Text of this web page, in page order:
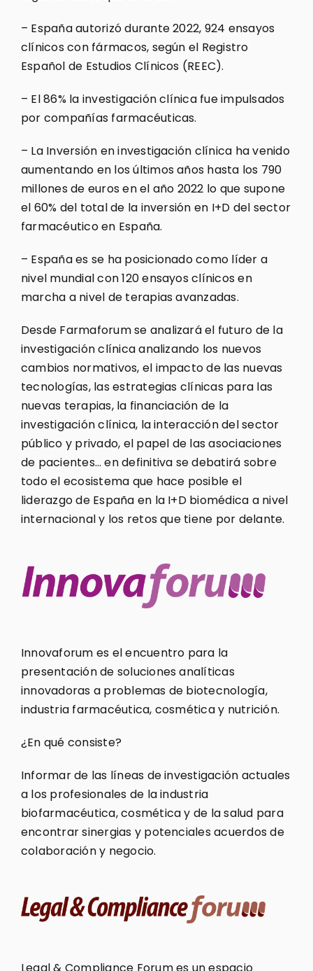
– España autorizó durante 2022, 924 ensayos
clínicos con fármacos, según el Registro
Español de Estudios Clínicos (REEC).
– El 86% la investigación clínica fue impulsados
por compañías farmacéuticas.
– La Inversión en investigación clínica ha venido
aumentando en los últimos años hasta los 790
millones de euros en el año 2022 lo que supone
el 60% del total de la inversión en I+D del sector
farmacéutico en España.
– España es se ha posicionado como líder a
nivel mundial con 120 ensayos clínicos en
marcha a nivel de terapias avanzadas.
Desde Farmaforum se analizará el futuro de la
investigación clínica analizando los nuevos
cambios normativos, el impacto de las nuevas
tecnologías, las estrategias clínicas para las
nuevas terapias, la financiación de la
investigación clínica, la interacción del sector
público y privado, el papel de las asociaciones
de pacientes… en definitiva se debatirá sobre
todo el ecosistema que hace posible el
liderazgo de España en la I+D biomédica a nivel
internacional y los retos que tiene por delante.
Innovaforum es el encuentro para la
presentación de soluciones analíticas
innovadoras a problemas de biotecnología,
industria farmacéutica, cosmética y nutrición.
¿En qué consiste?
Informar de las líneas de investigación actuales
a los profesionales de la industria
biofarmacéutica, cosmética y de la salud para
encontrar sinergias y potenciales acuerdos de
colaboración y negocio.